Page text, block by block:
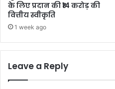
के लिए प्रदान की ₹14 करोड़ की
वित्तीय स्वीकृति
1 week ago
Leave a Reply